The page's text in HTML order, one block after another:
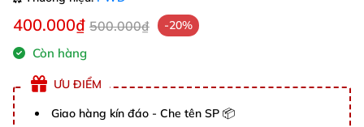
400.000₫ 500.000₫ -20%
Còn hàng
ƯU ĐIỂM
Giao hàng kín đáo - Che tên SP 📦